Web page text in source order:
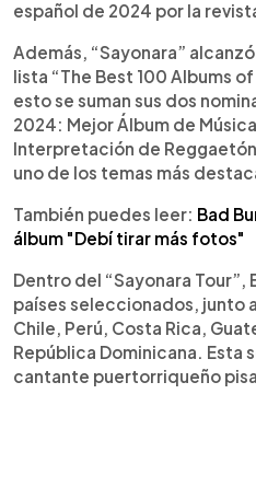
español de 2024 por la
Además, “Sayonara”
lista “The Best 100 Albums
esto se suman sus dos
2024: Mejor Álbum de
Interpretación de Reggaetón
uno de los temas más
También puedes leer: Bad
álbum "Debí tirar más fotos"
Dentro del “Sayonara Tour”,
países seleccionados, junto
Chile, Perú, Costa Rica,
República Dominicana. Esta
cantante puertorriqueño